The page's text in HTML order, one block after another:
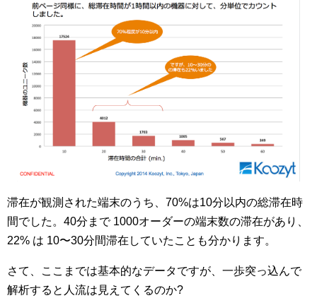
滞在が観測された端末のうち、70%は10分以内の総滞在時
間でした。40分まで 1000オーダーの端末数の滞在があり、
22% は 10〜30分間滞在していたことも分かります。
さて、ここまでは基本的なデータですが、一歩突っ込んで
解析すると人流は見えてくるのか?